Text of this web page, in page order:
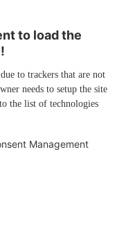
to load the
to trackers that are not
needs to setup the site
the list of technologies
Management